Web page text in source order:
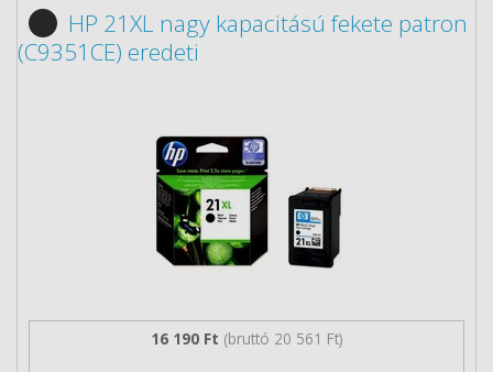
HP 21XL nagy kapacitású fekete patron
(C9351CE) eredeti
16 190 Ft (bruttó 20 561 Ft)